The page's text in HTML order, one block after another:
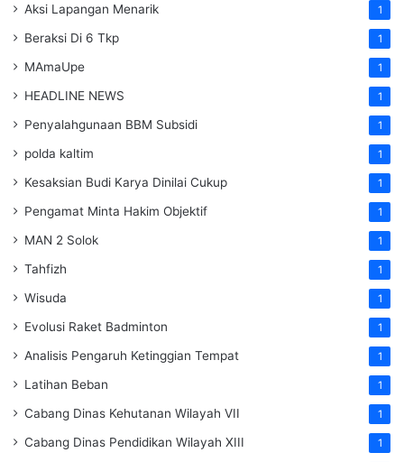
Aksi Lapangan Menarik 1
Beraksi Di 6 Tkp 1
MAmaUpe 1
HEADLINE NEWS 1
Penyalahgunaan BBM Subsidi 1
polda kaltim 1
Kesaksian Budi Karya Dinilai Cukup 1
Pengamat Minta Hakim Objektif 1
MAN 2 Solok 1
Tahfizh 1
Wisuda 1
Evolusi Raket Badminton 1
Analisis Pengaruh Ketinggian Tempat 1
Latihan Beban 1
Cabang Dinas Kehutanan Wilayah VII 1
Cabang Dinas Pendidikan Wilayah XIII 1